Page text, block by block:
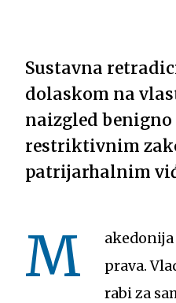
Sustavna
dolaskom na
naizgled
restriktivnim
patrijarhalnim
M
prava.
rabi za